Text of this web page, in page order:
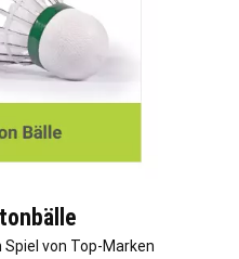
Spiel von Top-Marken